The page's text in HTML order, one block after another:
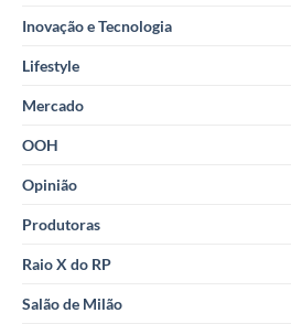
Inovação e Tecnologia
Lifestyle
Mercado
OOH
Opinião
Produtoras
Raio X do RP
Salão de Milão